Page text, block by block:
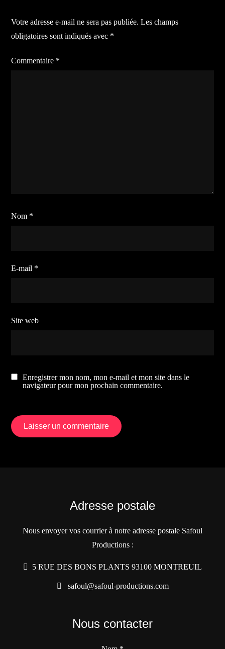
l’article
Votre adresse e-mail ne sera pas publiée. Les champs
obligatoires sont indiqués avec *
Commentaire *
Nom *
E-mail *
Site web
Enregistrer mon nom, mon e-mail et mon site dans le
navigateur pour mon prochain commentaire.
Adresse postale
Nous envoyer vos courrier à notre adresse postale Safoul
Productions :
5 RUE DES BONS PLANTS 93100 MONTREUIL
safoul@safoul-productions.com
Nous contacter